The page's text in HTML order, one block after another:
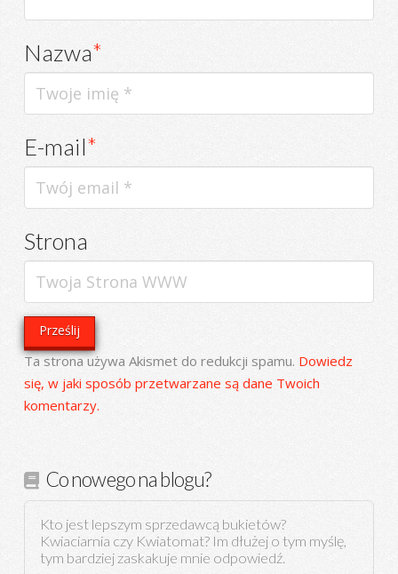
Nazwa*
E-mail*
Strona
Ta strona używa Akismet do redukcji spamu. Dowiedz
się, w jaki sposób przetwarzane są dane Twoich
komentarzy.
Co nowego na blogu?
Kto jest lepszym sprzedawcą bukietów?
Kwiaciarnia czy Kwiatomat? Im dłużej o tym myślę,
tym bardziej zaskakuje mnie odpowiedź.